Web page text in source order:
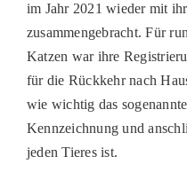
im Jahr 2021 wieder mit
zusammengebracht. Für
Katzen war ihre
für die Rückkehr nach
wie wichtig das
Kennzeichnung und
jeden Tieres ist.